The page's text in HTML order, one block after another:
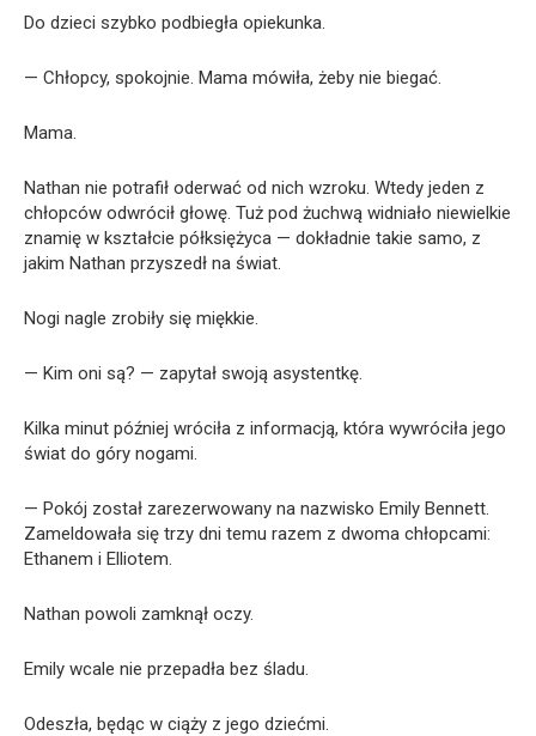
Do dzieci szybko podbiegła opiekunka.
— Chłopcy, spokojnie. Mama mówiła, żeby nie biegać.
Mama.
Nathan nie potrafił oderwać od nich wzroku. Wtedy jeden z
chłopców odwrócił głowę. Tuż pod żuchwą widniało niewielkie
znamię w kształcie półksiężyca — dokładnie takie samo, z
jakim Nathan przyszedł na świat.
Nogi nagle zrobiły się miękkie.
— Kim oni są? — zapytał swoją asystentkę.
Kilka minut później wróciła z informacją, która wywróciła jego
świat do góry nogami.
— Pokój został zarezerwowany na nazwisko Emily Bennett.
Zameldowała się trzy dni temu razem z dwoma chłopcami:
Ethanem i Elliotem.
Nathan powoli zamknął oczy.
Emily wcale nie przepadła bez śladu.
Odeszła, będąc w ciąży z jego dziećmi.